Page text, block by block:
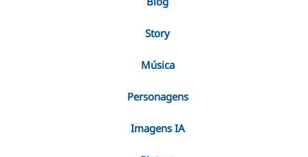
Story
Música
Personagens
Imagens IA